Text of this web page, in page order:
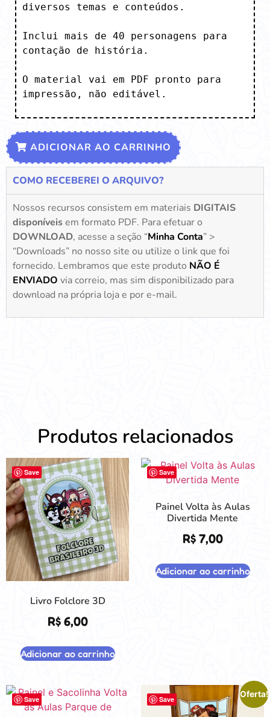
diversos temas e conteúdos.
Inclui mais de 40 personagens para
contação de história.
O material vai em PDF pronto para
impressão, não editável.
ADICIONAR AO CARRINHO
COMO RECEBEREI O ARQUIVO?
Nossos recursos consistem em materiais DIGITAIS
disponíveisem formato PDF. Para efetuar o
DOWNLOAD, acesse a seção “Minha Conta” >
“Downloads” no nosso site ou utilize o link que foi
fornecido. Lembramos que este produto NÃO É
ENVIADO via correio, mas sim disponibilizado para
download na própria loja e por e-mail.
Produtos relacionados
Save
Livro Folclore 3D
R$6,00
Adicionar ao carrinho
Save
Painel Volta às Aulas
Divertida Mente
R$7,00
Adicionar ao carrinho
Save Save
Oferta!